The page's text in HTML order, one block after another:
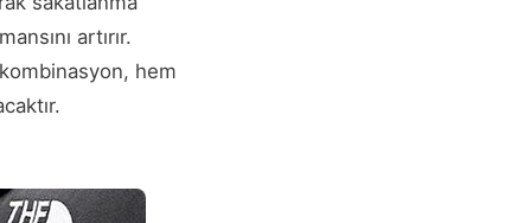
artırır.
hem